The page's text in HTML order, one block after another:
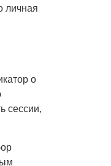
личная
о
сессии,